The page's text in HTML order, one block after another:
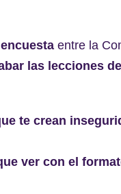
entre la
las lecciones
te crean
ver con el